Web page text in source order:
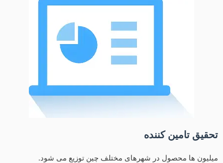
تحقیق تامین کننده
میلیون ها محصول در شهرهای مختلف چین توزیع می شود.